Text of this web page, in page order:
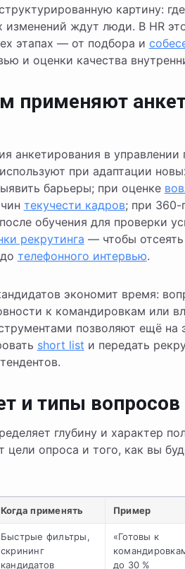
картину:
изменений ждут люди. В HR
этапах — от подбора и
и оценки качества
применяют
анкетирования в управлении
при адаптации
барьеры; при оценке
текучести кадров; при 360-
обучения для проверки
рекрутинга — чтобы
телефонного интервью.
экономит время:
к командировкам или
позволяют ещё на
short list и передать
и типы вопросов
глубину и характер
цели опроса и того, как вы
Когда применять Пример
Быстрые фильтры,
скрининг
кандидатов
«Готовы к
до 30 %